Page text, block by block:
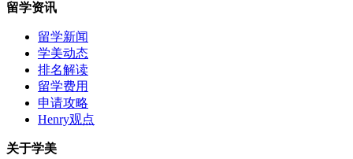
留学资讯
留学新闻
学美动态
排名解读
留学费用
申请攻略
Henry观点
关于学美